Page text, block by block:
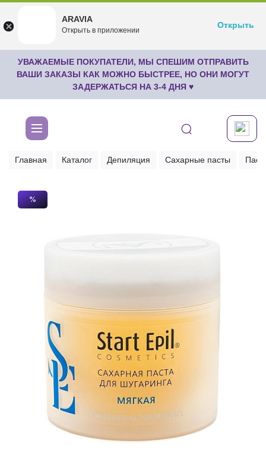
undefined
Бесплатноru.aravia.new
Открыть
УВАЖАЕМЫЕ ПОКУПАТЕЛИ, МЫ СПЕШИМ ОТПРАВИТЬ
ВАШИ ЗАКАЗЫ КАК МОЖНО БЫСТРЕЕ, НО ОНИ МОГУТ
ЗАДЕРЖАТЬСЯ НА 3-4 ДНЯ ♥
Главная Каталог Депиляция Сахарные пасты
%
ARAVIA
Открыть в приложении
Открыть